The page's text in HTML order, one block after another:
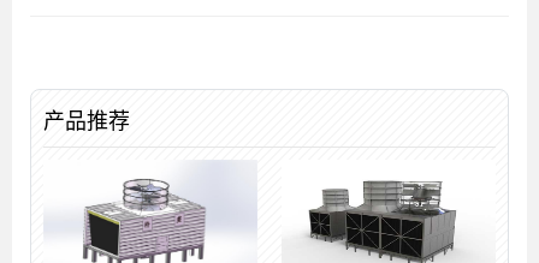
产品推荐